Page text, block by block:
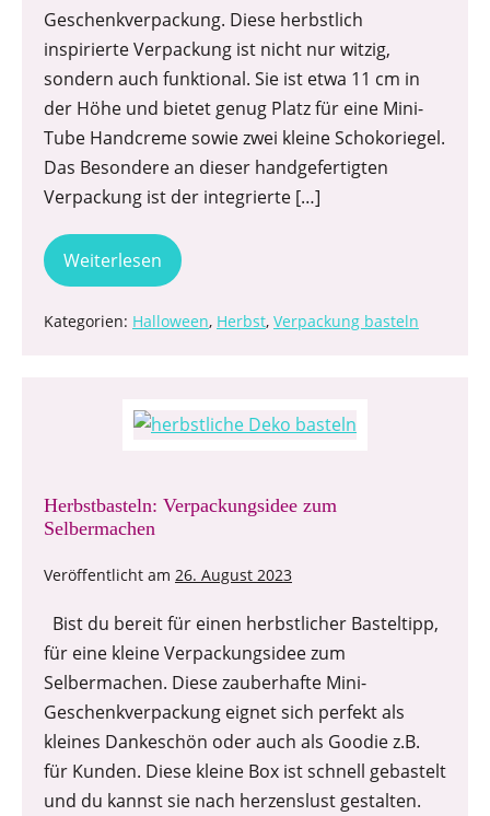
Geschenkverpackung. Diese herbstlich
inspirierte Verpackung ist nicht nur witzig,
sondern auch funktional. Sie ist etwa 11 cm in
der Höhe und bietet genug Platz für eine Mini-
Tube Handcreme sowie zwei kleine Schokoriegel.
Das Besondere an dieser handgefertigten
Verpackung ist der integrierte […]
Weiterlesen
Kategorien: Halloween, Herbst, Verpackung basteln
Herbstbasteln: Verpackungsidee zum
Selbermachen
Veröffentlicht am 26. August 2023
Bist du bereit für einen herbstlicher Basteltipp,
für eine kleine Verpackungsidee zum
Selbermachen. Diese zauberhafte Mini-
Geschenkverpackung eignet sich perfekt als
kleines Dankeschön oder auch als Goodie z.B.
für Kunden. Diese kleine Box ist schnell gebastelt
und du kannst sie nach herzenslust gestalten.